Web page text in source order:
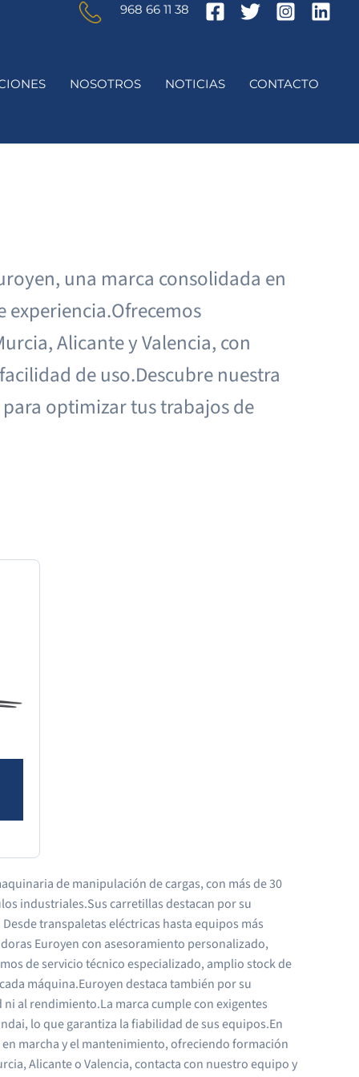
968 66 11 38
NOSOTROS NOTICIAS CONTACTO
una marca consolidada en
experiencia.Ofrecemos
Alicante y Valencia, con
de uso.Descubre nuestra
optimizar tus trabajos de
de manipulación de cargas, con más de 30
industriales.Sus carretillas destacan por su
transpaletas eléctricas hasta equipos más
Euroyen con asesoramiento personalizado,
de servicio técnico especializado, amplio stock de
máquina.Euroyen destaca también por su
al rendimiento.La marca cumple con exigentes
lo que garantiza la fiabilidad de sus equipos.En
marcha y el mantenimiento, ofreciendo formación
Alicante o Valencia, contacta con nuestro equipo y